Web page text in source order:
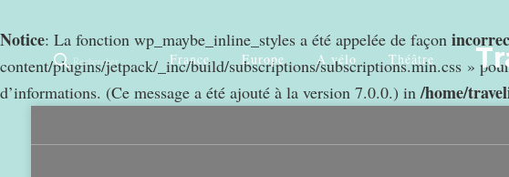
Notice: La fonction wp_maybe_inline_styles a été appelée de façon
content/plugins/jetpack/_inc/build/subscriptions/subscriptions.min.css »
d’informations. (Ce message a été ajouté à la version 7.0.0.) in/home/
Rechercher France Europe A vélo Théâtre